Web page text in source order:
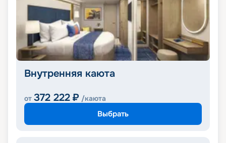
Внутренняя каюта
от 372 222 ₽ /каюта
Выбрать